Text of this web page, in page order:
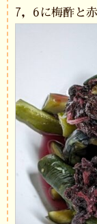
7，6に梅酢と